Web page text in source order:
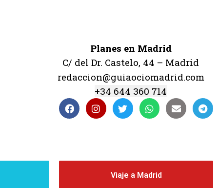
Planes en Madrid
C/ del Dr. Castelo, 44 – Madrid
redaccion@guiaociomadrid.com
+34 644 360 714
Viaje a Madrid